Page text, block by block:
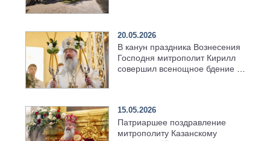
20.05.2026
В канун праздника Вознесения
Господня митрополит Кирилл
совершил всенощное бдение в
15.05.2026
Патриаршее поздравление
митрополиту Казанскому